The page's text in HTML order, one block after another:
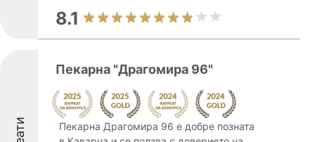
8.1
Пекарна "Драгомира 96"
Пекарна Драгомира 96 е добре позната